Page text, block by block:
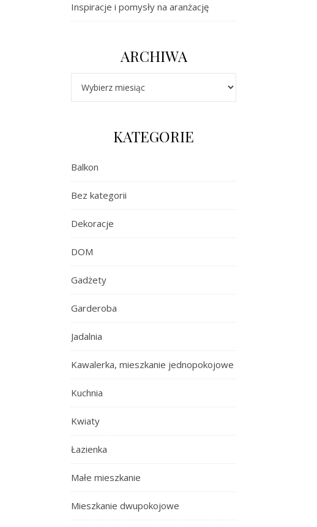
Inspiracje i pomysły na aranżację
ARCHIWA
KATEGORIE
Balkon
Bez kategorii
Dekoracje
DOM
Gadżety
Garderoba
Jadalnia
Kawalerka, mieszkanie jednopokojowe
Kuchnia
Kwiaty
Łazienka
Małe mieszkanie
Mieszkanie dwupokojowe